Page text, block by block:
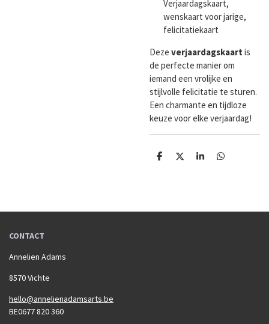
Verjaardagskaart,
wenskaart voor jarige,
felicitatiekaart
Deze verjaardagskaart is
de perfecte manier om
iemand een vrolijke en
stijlvolle felicitatie te sturen.
Een charmante en tijdloze
keuze voor elke verjaardag!
D
D
S
D
CONTACT
Annelien Adams
8570 Vichte
hello@annelienadamsarts.be
BE0677 820 360